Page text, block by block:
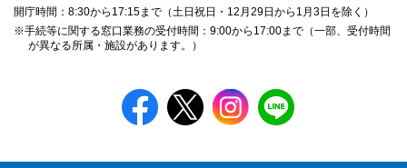
開庁時間：8:30から17:15まで（土日祝日・12月29日から1月3日を除く）
※手続等に関する窓口業務の受付時間：9:00から17:00まで（一部、受付時間
が異なる所属・施設があります。）